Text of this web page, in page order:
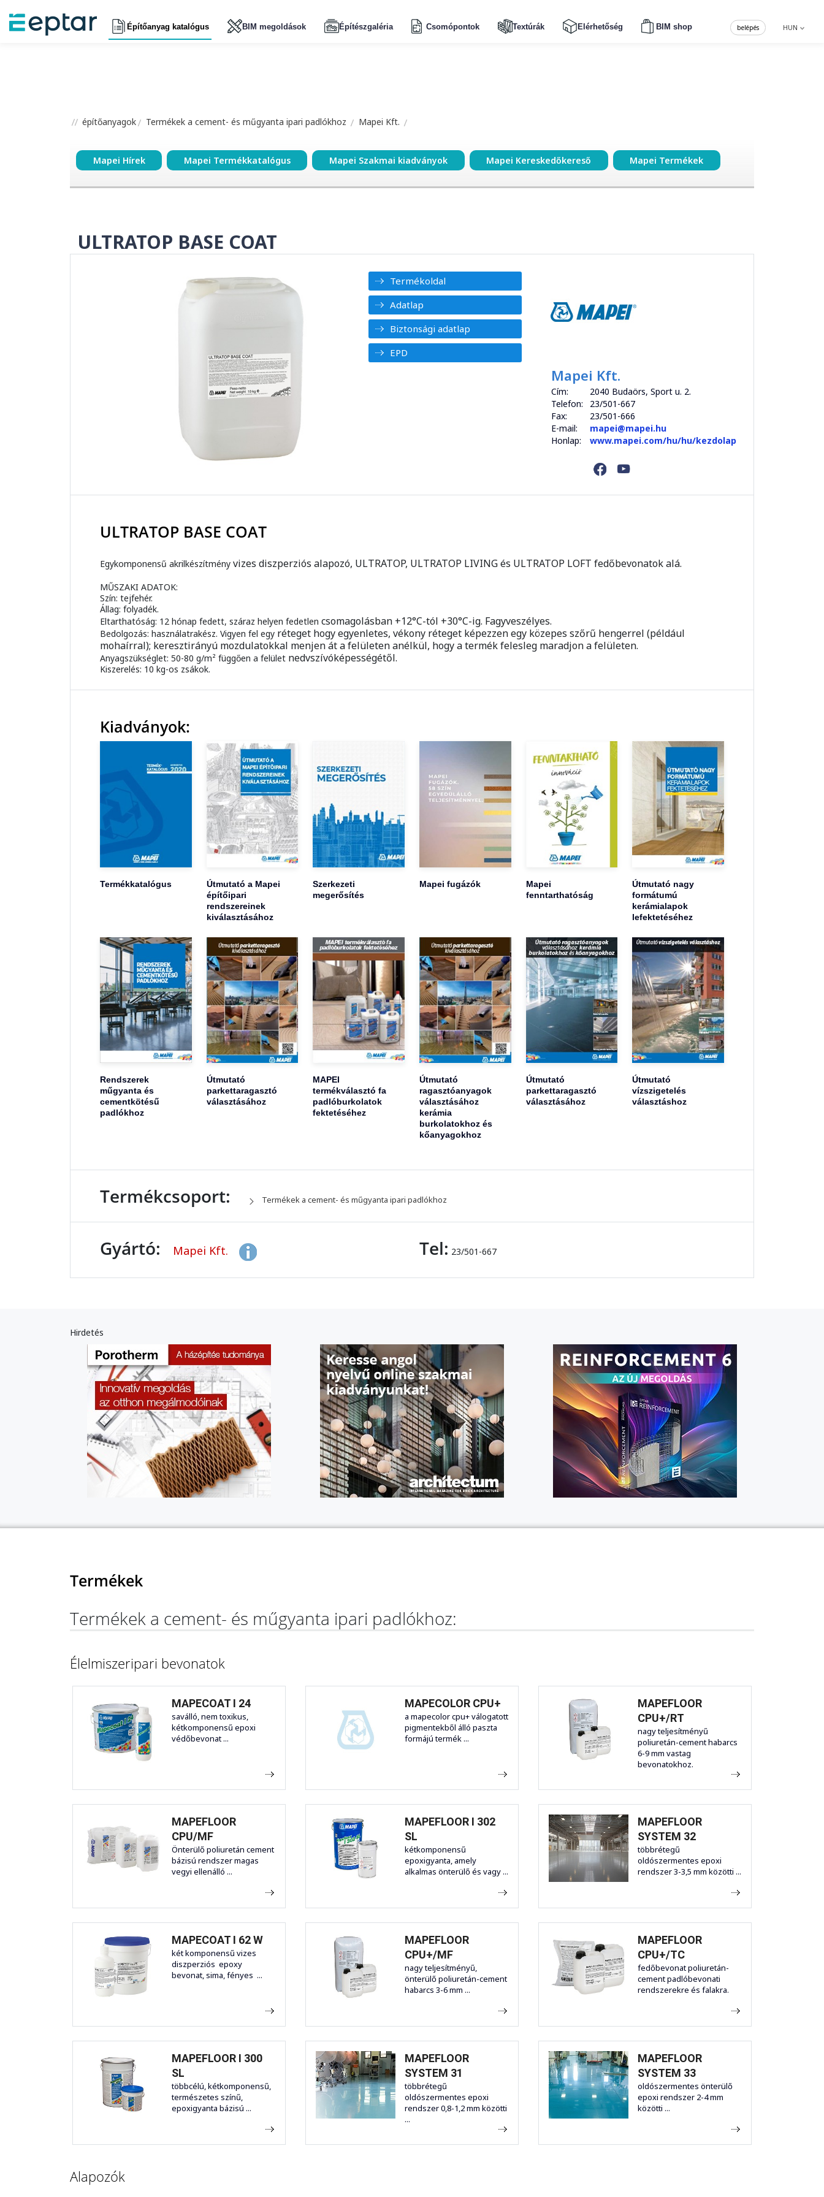
Építőanyag katalógus BIM megoldások Építészgaléria Csomópontok Textúrák Elérhetőség BIM shop HUN
belépés
építőanyagok Termékek a cement- és műgyanta ipari padlókhoz Mapei Kft.
Mapei Hírek Mapei Termékkatalógus Mapei Szakmai kiadványok Mapei Kereskedőkereső Mapei Termékek
ULTRATOP BASE COAT
Termékoldal
Adatlap
Biztonsági adatlap
EPD
Mapei Kft.
Cím:
2040 Budaörs, Sport u. 2.
Telefon:
23/501-667
Fax:
23/501-666
E-mail:
mapei@mapei.hu
Honlap:
www.mapei.com/hu/hu/kezdolap
ULTRATOP BASE COAT
Egykomponensű akrilkészítmény vizes diszperziós alapozó, ULTRATOP, ULTRATOP LIVING és ULTRATOP LOFT fedőbevonatok alá.
MŰSZAKI ADATOK:
Szín: tejfehér.
Állag: folyadék.
Eltarthatóság: 12 hónap fedett, száraz helyen fedetlen csomagolásban +12°C-tól +30°C-ig. Fagyveszélyes.
Bedolgozás: használatrakész. Vigyen fel egy réteget hogy egyenletes, vékony réteget képezzenegy közepes szőrű hengerrel (például
mohaírral); keresztirányú mozdulatokkal menjen át a felületenanélkül, hogy a termék felesleg maradjon a felületen.
Anyagszükséglet: 50-80 g/m² függően a felület nedvszívóképességétől.
Kiszerelés: 10 kg-os zsákok.
Kiadványok:
Termékkatalógus
Útmutató a Mapei
építőipari
rendszereinek
kiválasztásához
Szerkezeti
megerősítés
Mapei fugázók
Mapei
fenntarthatóság
Útmutató nagy
formátumú
kerámialapok
lefektetéséhez
Rendszerek
műgyanta és
cementkötésű
padlókhoz
Útmutató
parkettaragasztó
választásához
MAPEI
termékválasztó fa
padlóburkolatok
fektetéséhez
Útmutató
ragasztóanyagok
választásához
kerámia
burkolatokhoz és
kőanyagokhoz
Útmutató
parkettaragasztó
választásához
Útmutató
vízszigetelés
választáshoz
Termékcsoport: Termékek a cement- és műgyanta ipari padlókhoz
Gyártó: Mapei Kft. Tel: 23/501-667
Hirdetés
Termékek
Termékek a cement- és műgyanta ipari padlókhoz:
Élelmiszeripari bevonatok
MAPECOAT I 24
saválló, nem toxikus,
kétkomponensű epoxi
védőbevonat ...
MAPECOLOR CPU+
a mapecolor cpu+ válogatott
pigmentekből álló paszta
formájú termék ...
MAPEFLOOR
CPU+/RT
nagy teljesítményű
poliuretán-cement habarcs
6-9 mm vastag
bevonatokhoz.
MAPEFLOOR
CPU/MF
Önterülő poliuretán cement
bázisú rendszer magas
vegyi ellenálló ...
MAPEFLOOR I 302
SL
kétkomponensű
epoxigyanta, amely
alkalmas önterülő és vagy ...
MAPEFLOOR
SYSTEM 32
többrétegű
oldószermentes epoxi
rendszer 3-3,5 mm közötti ...
MAPECOAT I 62 W
két komponensű vizes
diszperziós epoxy
bevonat, sima, fényes ...
MAPEFLOOR
CPU+/MF
nagy teljesítményű,
önterülő poliuretán-cement
habarcs 3-6 mm ...
MAPEFLOOR
CPU+/TC
fedőbevonat poliuretán-
cement padlóbevonati
rendszerekre és falakra.
MAPEFLOOR I 300
SL
többcélú, kétkomponensű,
természetes színű,
epoxigyanta bázisú ...
MAPEFLOOR
SYSTEM 31
többrétegű
oldószermentes epoxi
rendszer 0,8-1,2 mm közötti
...
MAPEFLOOR
SYSTEM 33
oldószermentes önterülő
epoxi rendszer 2-4 mm
közötti ...
Alapozók